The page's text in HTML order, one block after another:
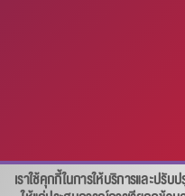
เราใช้คุกกี้ในการให้บริการและปรั